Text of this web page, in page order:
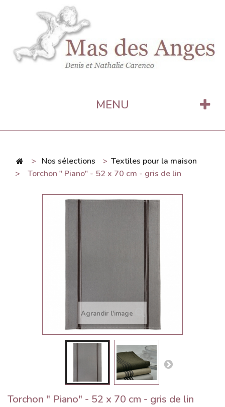
MENU
> Nos sélections > Textiles pour la maison
>
Torchon " Piano" - 52 x 70 cm - gris de lin
Agrandir l'image
Torchon " Piano" - 52 x 70 cm - gris de lin